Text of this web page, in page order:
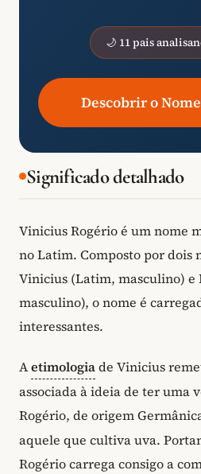
🌙 11 pais
Descobrir o
Significado detalhado
Vinicius Rogério é um nome
no Latim. Composto por dois
Vinicius (Latim, masculino) e
masculino), o nome é
interessantes.
Aetimologiade Vinicius
associada à ideia de ter uma
Rogério, de origem
aquele que cultiva uva.
Rogério carrega consigo a